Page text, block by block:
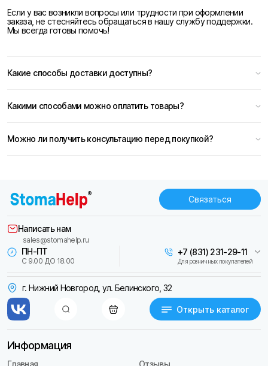
Если у вас возникли вопросы или трудности при оформлении
заказа, не стесняйтесь обращаться в нашу службу поддержки.
Мы всегда готовы помочь!
Какие способы доставки доступны?
Какими способами можно оплатить товары?
Можно ли получить консультацию перед покупкой?
Связаться
г. Нижний Новгород, ул. Белинского, 32
Открыть каталог
ПН-ПТ
С 9.00 ДО 18.00
+7 (831) 231-29-11
Для розничных покупателей
Написать нам
sales@stomahelp.ru
Информация
Главная
Отзывы